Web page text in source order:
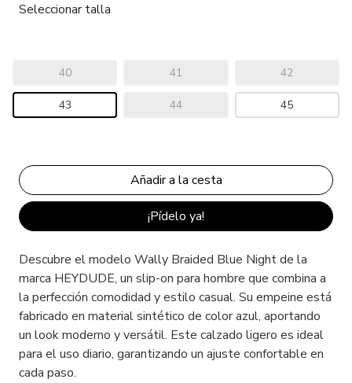
Seleccionar talla
40 41 42
43 44 45
¡Pídelo ya!
Descubre el modelo Wally Braided Blue Night de la
marca HEYDUDE, un slip-on para hombre que combina a
la perfección comodidad y estilo casual. Su empeine está
fabricado en material sintético de color azul, aportando
un look moderno y versátil. Este calzado ligero es ideal
para el uso diario, garantizando un ajuste confortable en
cada paso.